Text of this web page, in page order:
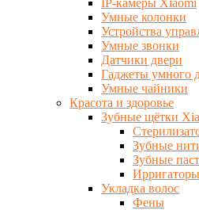
IP-камеры Xiaomi
Умные колонки
Устройства
Умные звонки
Датчики двери
Гаджеты умного
Умные чайники
Красота и здоровье
Зубные щётки
Зубные
Зубные
Ирригаторы
Укладка волос
Фены